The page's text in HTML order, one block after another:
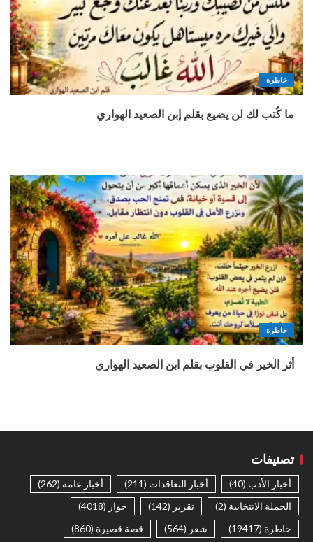
خاطرة
ما كُتب لك لن يضيع بقلم إبن الصعيد الهواري
خاطرة
أثر الخير في القلوب بقلم ابن الصعيد الهواري
تصنيفات
أخبار الأدب (40) أخبار التعاقدات (211) أخبار عامة (262)
الحملة الانتخابية (2) تقرير (142) حوار (4018)
خاطرة (19417) شعر (564) قصة قصيرة (860)